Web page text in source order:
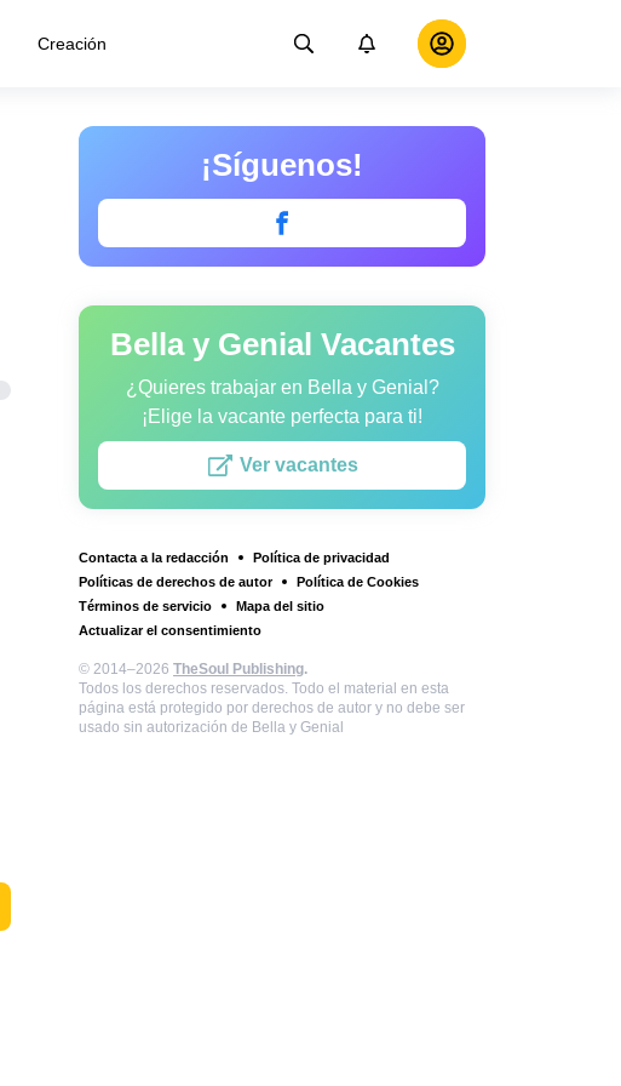
Creación
¡Síguenos!
Bella y Genial Vacantes
¿Quieres trabajar en Bella y Genial?
¡Elige la vacante perfecta para ti!
Ver vacantes
Contacta a la redacción
Política de privacidad
Políticas de derechos de autor
Política de Cookies
Términos de servicio
Mapa del sitio
Actualizar el consentimiento
© 2014–2026 TheSoul Publishing.
Todos los derechos reservados. Todo el material en esta
página está protegido por derechos de autor y no debe ser
usado sin autorización de Bella y Genial